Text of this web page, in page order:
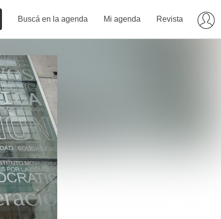
Buscá en la agenda Mi agenda Revista